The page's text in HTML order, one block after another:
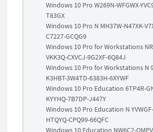
Windows 10 Pro W269N-WFGWX-
T83GX
Windows 10 Pro N MH37W-N47XK-
C7227-GCQG9
Windows 10 Pro for Workstations
VKK3Q-CXVCJ-9G2XF-6Q84J
Windows 10 Pro for Workstations N
K3HBT-3W4TD-6383H-6XYWF
Windows 10 Pro Education 6TP4R-
KYYHQ-7B7DP-J447Y
Windows 10 Pro Education N
HTQYQ-CPQ99-66QFC
Windows 10 Education NW6C2-